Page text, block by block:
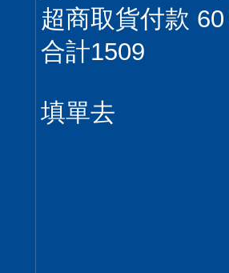
超商取貨付款 60
合計1509
填單去